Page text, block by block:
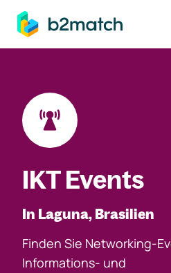
springen
IKT Events
In Laguna, Brasilien
Finden Sie Networking-
Informations- und